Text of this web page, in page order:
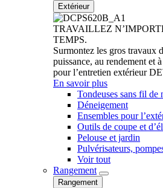
Extérieur
TRAVAILLEZ
TEMPS.
Surmontez les gros travaux
puissance, au rendement et
pour l’entretien extérieur
En savoir plus
Tondeuses sans fil de
Déneigement
Ensembles pour
Outils de coupe et
Pelouse et jardin
Pulvérisateurs,
Voir tout
Rangement
Rangement